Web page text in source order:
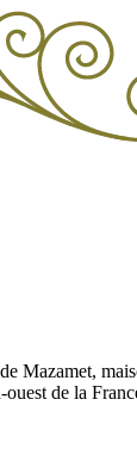
Mazamet,
de la